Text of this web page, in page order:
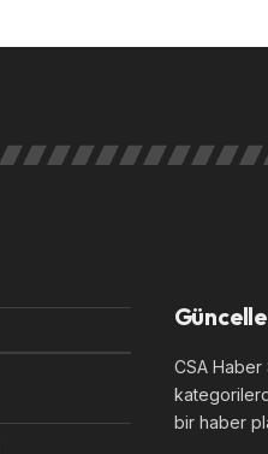
CSA
bir haber